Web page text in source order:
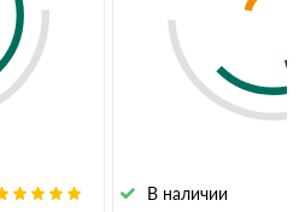
В наличии